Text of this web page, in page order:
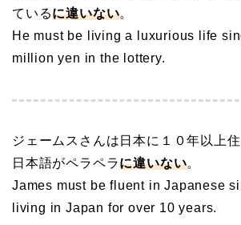
ているに違いない。
He must be living a luxurious life
million yen in the lottery.
ジェームスさんは日本に１０年以上住
日本語がペラペラに違いない。
James must be fluent in Japanese
living in Japan for over 10 years.